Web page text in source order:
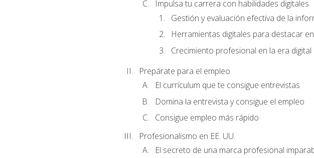
Impulsa tu carrera con habilidades digitales
Gestión y evaluación efectiva de la
Herramientas digitales para destacar
Crecimiento profesional en la era digital
Prepárate para el empleo
El currículum que te consigue entrevistas
Domina la entrevista y consigue el empleo
Consigue empleo más rápido
Profesionalismo en EE. UU.
El secreto de una marca profesional